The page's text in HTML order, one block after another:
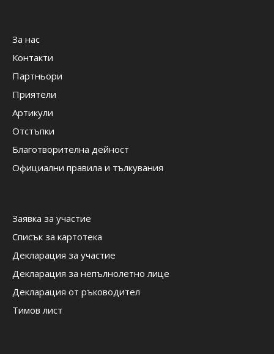
За нас
Контакти
Партньори
Приятели
Артикули
Отстъпки
Благотворителна дейност
Официални правила и тълкувания
Заявка за участие
Списък за картотека
Декларация за участие
Декларация за непълнолетно лице
Декларация от ръководител
Тимов лист